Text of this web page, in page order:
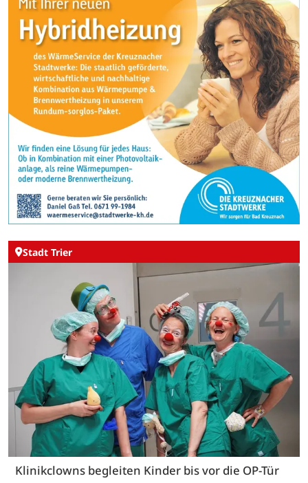
Stadt Trier
Klinikclowns begleiten Kinder bis vor die OP-Tür